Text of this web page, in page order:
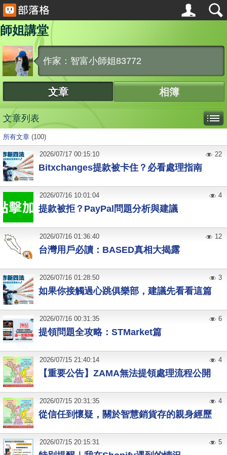
師姐講堂
作家：智富小師姐83772
文章 相簿
文章列表
所有文章 (100)
Bitxchanges提款被卡住？必看處理指南
2026/07/17 00:15:10 22
提款被拒？PayPal問題分析與建議
2026/07/16 10:01:04 4
台灣用戶必讀：BASED真相大揭露
2026/07/16 01:36:40 12
如果你接觸過心跳俱樂部，建議先看看這篇
2026/07/16 01:28:50 3
提領問題全攻略：STMarket篇
2026/07/16 00:31:35 6
【重要公告】ZAMA無法提領處理流程公開
2026/07/15 21:40:14 4
從信任到懷疑，關於智慧銷貨存的親身經歷
2026/07/15 20:31:35 4
2026/07/15 20:15:31 5